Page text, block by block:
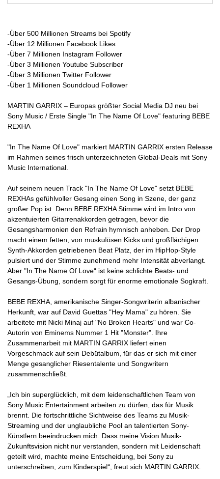
-Über 500 Millionen Streams bei Spotify
-Über 12 Millionen Facebook Likes
-Über 7 Millionen Instagram Follower
-Über 3 Millionen Youtube Subscriber
-Über 3 Millionen Twitter Follower
-Über 1 Millionen Soundcloud Follower
MARTIN GARRIX – Europas größter Social Media DJ neu bei
Sony Music / Erste Single "In The Name Of Love" featuring BEBE
REXHA
"In The Name Of Love" markiert MARTIN GARRIX ersten Release
im Rahmen seines frisch unterzeichneten Global-Deals mit Sony
Music International.
Auf seinem neuen Track "In The Name Of Love" setzt BEBE
REXHAs gefühlvoller Gesang einen Song in Szene, der ganz
großer Pop ist. Denn BEBE REXHA Stimme wird im Intro von
akzentuierten Gitarrenakkorden getragen, bevor die
Gesangsharmonien den Refrain hymnisch anheben. Der Drop
macht einem fetten, von muskulösen Kicks und großflächigen
Synth-Akkorden getriebenen Beat Platz, der im HipHop-Style
pulsiert und der Stimme zunehmend mehr Intensität abverlangt.
Aber "In The Name Of Love“ ist keine schlichte Beats- und
Gesangs-Übung, sondern sorgt für enorme emotionale Sogkraft.
BEBE REXHA, amerikanische Singer-Songwriterin albanischer
Herkunft, war auf David Guettas "Hey Mama" zu hören. Sie
arbeitete mit Nicki Minaj auf "No Broken Hearts" und war Co-
Autorin von Eminems Nummer 1 Hit "Monster". Ihre
Zusammenarbeit mit MARTIN GARRIX liefert einen
Vorgeschmack auf sein Debütalbum, für das er sich mit einer
Menge gesanglicher Riesentalente und Songwritern
zusammenschließt.
„Ich bin superglücklich, mit dem leidenschaftlichen Team von
Sony Music Entertainment arbeiten zu dürfen, das für Musik
brennt. Die fortschrittliche Sichtweise des Teams zu Musik-
Streaming und der unglaubliche Pool an talentierten Sony-
Künstlern beeindrucken mich. Dass meine Vision Musik-
Zukunftsvision nicht nur verstanden, sondern mit Leidenschaft
geteilt wird, machte meine Entscheidung, bei Sony zu
unterschreiben, zum Kinderspiel“, freut sich MARTIN GARRIX.